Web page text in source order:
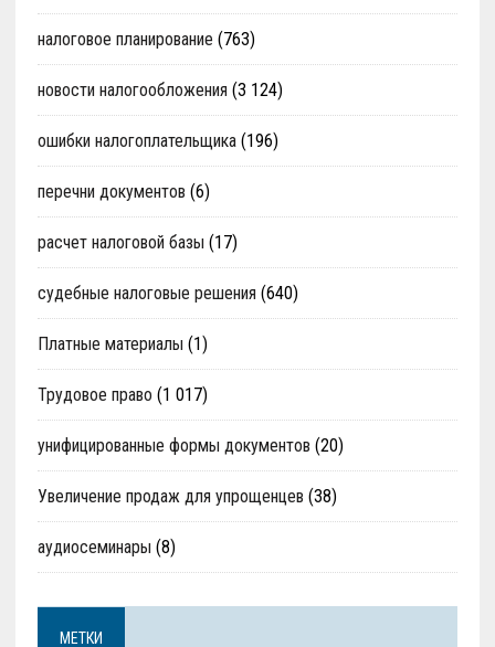
налоговое планирование (763)
новости налогообложения (3 124)
ошибки налогоплательщика(196)
перечни документов (6)
расчет налоговой базы (17)
судебные налоговые решения (640)
Платные материалы (1)
Трудовое право (1 017)
унифицированные формы документов (20)
Увеличение продаж для упрощенцев (38)
аудиосеминары (8)
МЕТКИ